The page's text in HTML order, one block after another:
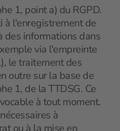
1, point a) du RGPD.
à l'enregistrement de
des informations dans
via l'empreinte
le traitement des
outre sur la base de
1, de la TTDSG. Ce
à tout moment.
à
ou à la mise en